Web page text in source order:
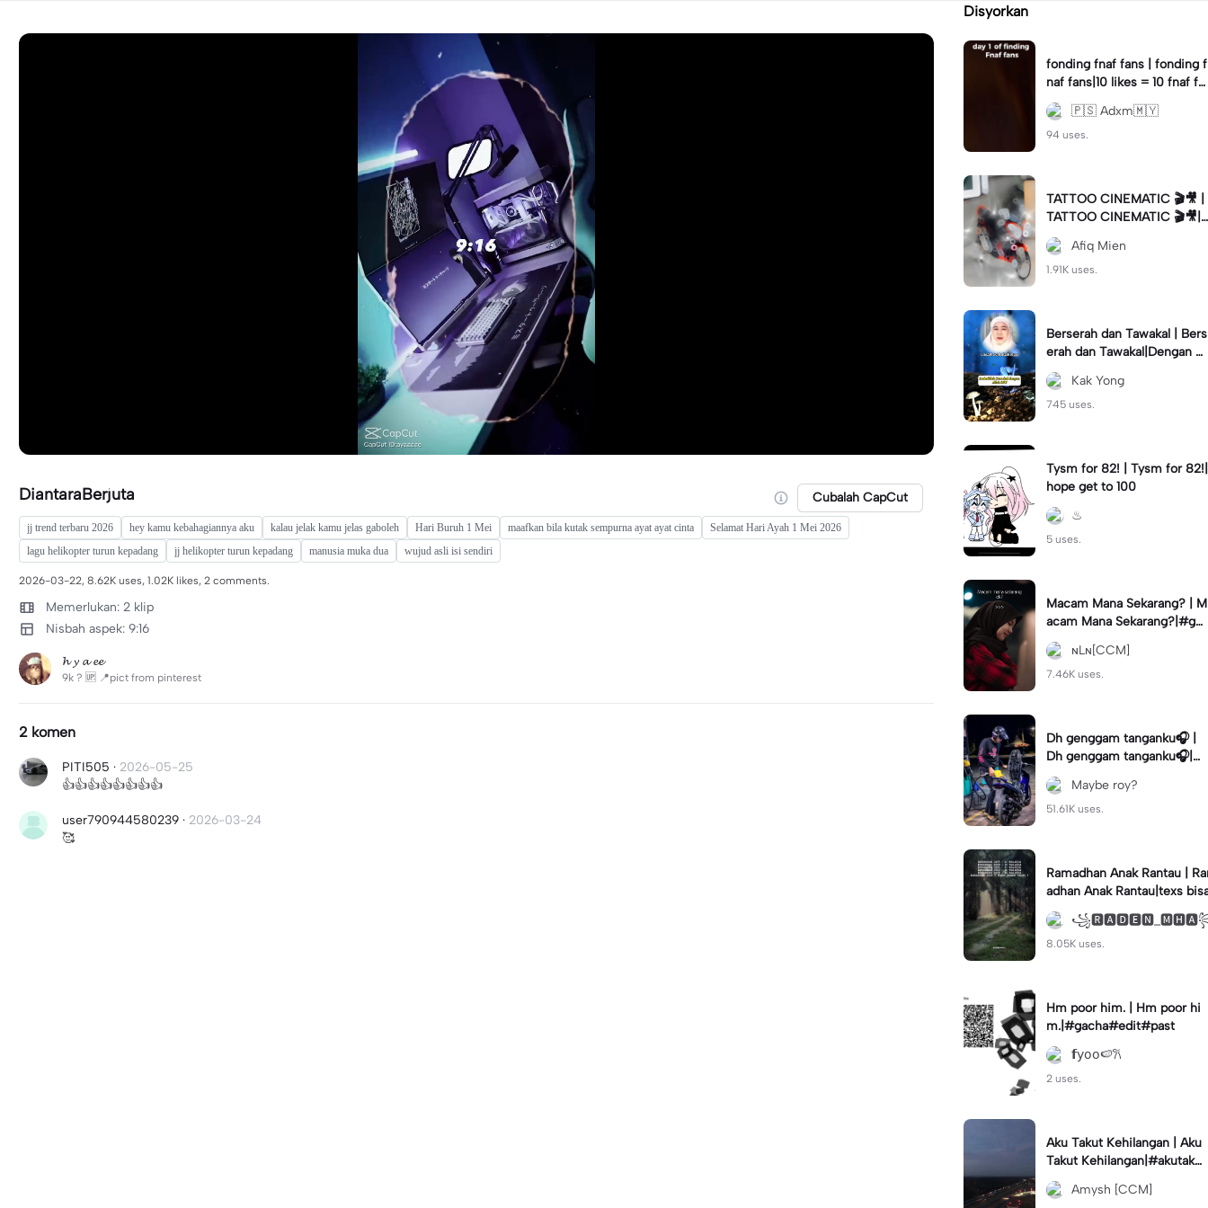
DiantaraBerjuta Cubalah CapCut
jj trend terbaru 2026 hey kamu kebahagiannya aku kalau jelak kamu jelas gaboleh Hari Buruh 1 Mei maafkan bila kutak sempurna ayat ayat cinta
Selamat Hari Ayah 1 Mei 2026
lagu helikopter turun kepadang
jj helikopter turun kepadang manusia muka dua wujud asli isi sendiri
2026-03-22, 8.62K uses, 1.02K likes, 2 comments.
Memerlukan: 2 klip
Nisbah aspek: 9:16
𝓱 𝔂 𝓪 𝓮𝓮
9k ? 🆙 📍pict from pinterest
2 komen
PITI505 · 2026-05-25
👍👍👍👍👍👍👍👍
user790944580239 · 2026-03-24
🥰
Disyorkan
fonding fnaf fans | fonding f
naf fans|10 likes = 10 fnaf fa
ns || #fnaf #fans
🇵🇸 Adxm🇲🇾
94 uses.
TATTOO CINEMATIC 🎬🎥 |
TATTOO CINEMATIC 🎬🎥|
#foryou #fyp #cinematic
Afiq Mien
1.91K uses.
Berserah dan Tawakal | Bers
erah dan Tawakal|Dengan Al
lah SWT #ustazahnorhafiza
hmusa #tazkirah #fyp
Kak Yong
745 uses.
Tysm for 82! | Tysm for 82!|
hope get to 100
♨︎
5 uses.
Macam Mana Sekarang? | M
acam Mana Sekarang?|#ga
ntikteks#gantiphoto#statu
sharian #quotestory#leeya
na
ɴLɴ[CCM]
7.46K uses.
Dh genggam tanganku🎧 |
Dh genggam tanganku🎧|#
mixtape #trendtiktiktok
Maybe roy?
51.61K uses.
Ramadhan Anak Rantau |
adhan Anak Rantau|texs
di ganti #storywakeren
#storytime
8.05K uses.
Hm poor him. | Hm poor hi
m.|#gacha#edit#past
𝗳𝗒𝗈𝗈🍉𐙚
2 uses.
Aku Takut Kehilangan | Aku
Takut Kehilangan|#akutakut
kehilangandirimu#akutakut
#liriklagusedih#fypp
Amysh [CCM]